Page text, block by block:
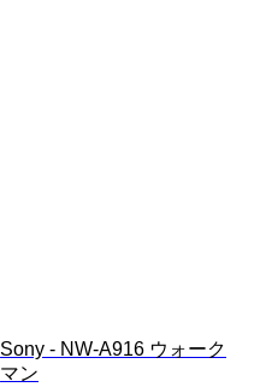
Sony - NW-A916 ウォーク
マン